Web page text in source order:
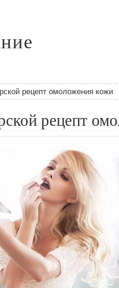
рецепт омоложения кожи
рецепт